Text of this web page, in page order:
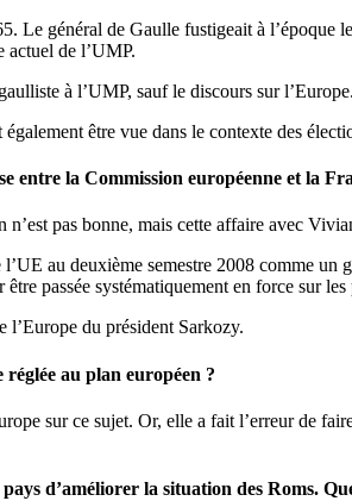
Le général de Gaulle fustigeait à
actuel de l’UMP.
à l’UMP, sauf le discours sur l’Europe.
être vue dans le contexte des
entre la Commission européenne et la
pas bonne, mais cette affaire avec
au deuxième semestre 2008 comme
passée systématiquement en force sur les
du président Sarkozy.
au plan européen ?
sur ce sujet. Or, elle a fait l’erreur de
d’améliorer la situation des Roms.